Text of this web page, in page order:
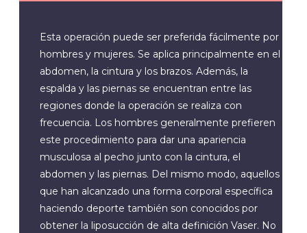
Esta operación puede ser preferida fácilmente por
hombres y mujeres. Se aplica principalmente en el
abdomen, la cintura y los brazos. Además, la
espalda y las piernas se encuentran entre las
regiones donde la operación se realiza con
frecuencia. Los hombres generalmente prefieren
este procedimiento para dar una apariencia
musculosa al pecho junto con la cintura, el
abdomen y las piernas. Del mismo modo, aquellos
que han alcanzado una forma corporal específica
haciendo deporte también son conocidos por
obtener la liposucción de alta definición Vaser. No